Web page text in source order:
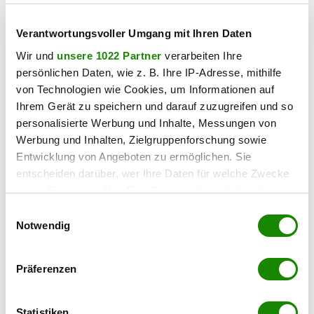
Verantwortungsvoller Umgang mit Ihren Daten
Wir und unsere 1022 Partner verarbeiten Ihre
persönlichen Daten, wie z. B. Ihre IP-Adresse, mithilfe
von Technologien wie Cookies, um Informationen auf
Ihrem Gerät zu speichern und darauf zuzugreifen und so
personalisierte Werbung und Inhalte, Messungen von
Werbung und Inhalten, Zielgruppenforschung sowie
Entwicklung von Angeboten zu ermöglichen. Sie
entscheiden darüber, wer Ihre Daten für welche Zwecke
nutzt. Sie können Ihre Einwilligung jederzeit über die
Trigger Symbol ändern oder widerrufen
Informationen über Ihre geografische Lage
können
Notwendig
Präferenzen
Frequenz und Sichtbarkeit
Tiefgarage: Komfortable Parkmöglichkeiten für Mieter
und Kunden
Barrierefrei: Personenlift in alle Etagen
Klimatisierung: Jede Einheit individuell klimatisiert
Heizung: Umweltfreundliche Wärmepumpe
Modernste Infrastruktur: Glasfaser-Internet und
Einzelhandel oder Gastronomie